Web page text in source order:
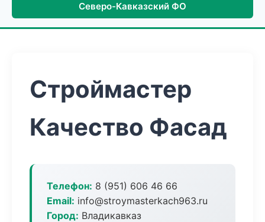
Северо-Кавказский ФО
Строймастер
Качество Фасад
Телефон: 8 (951) 606 46 66
Email: info@stroymasterkach963.ru
Город: Владикавказ